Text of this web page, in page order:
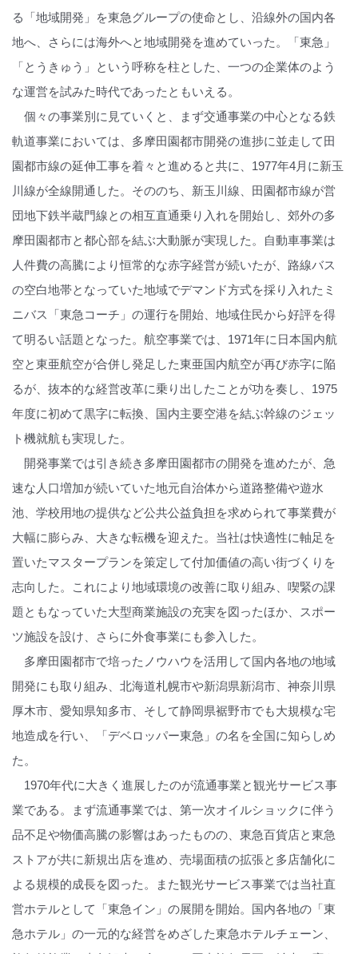
る「地域開発」を東急グループの使命とし、沿線外の国内各
地へ、さらには海外へと地域開発を進めていった。「東急」
「とうきゅう」という呼称を柱とした、一つの企業体のよう
な運営を試みた時代であったともいえる。
個々の事業別に見ていくと、まず交通事業の中心となる鉄
軌道事業においては、多摩田園都市開発の進捗に並走して田
園都市線の延伸工事を着々と進めると共に、1977年4月に新玉
川線が全線開通した。そののち、新玉川線、田園都市線が営
団地下鉄半蔵門線との相互直通乗り入れを開始し、郊外の多
摩田園都市と都心部を結ぶ大動脈が実現した。自動車事業は
人件費の高騰により恒常的な赤字経営が続いたが、路線バス
の空白地帯となっていた地域でデマンド方式を採り入れたミ
ニバス「東急コーチ」の運行を開始、地域住民から好評を得
て明るい話題となった。航空事業では、1971年に日本国内航
空と東亜航空が合併し発足した東亜国内航空が再び赤字に陥
るが、抜本的な経営改革に乗り出したことが功を奏し、1975
年度に初めて黒字に転換、国内主要空港を結ぶ幹線のジェッ
ト機就航も実現した。
開発事業では引き続き多摩田園都市の開発を進めたが、急
速な人口増加が続いていた地元自治体から道路整備や遊水
池、学校用地の提供など公共公益負担を求められて事業費が
大幅に膨らみ、大きな転機を迎えた。当社は快適性に軸足を
置いたマスタープランを策定して付加価値の高い街づくりを
志向した。これにより地域環境の改善に取り組み、喫緊の課
題ともなっていた大型商業施設の充実を図ったほか、スポー
ツ施設を設け、さらに外食事業にも参入した。
多摩田園都市で培ったノウハウを活用して国内各地の地域
開発にも取り組み、北海道札幌市や新潟県新潟市、神奈川県
厚木市、愛知県知多市、そして静岡県裾野市でも大規模な宅
地造成を行い、「デベロッパー東急」の名を全国に知らしめ
た。
1970年代に大きく進展したのが流通事業と観光サービス事
業である。まず流通事業では、第一次オイルショックに伴う
品不足や物価高騰の影響はあったものの、東急百貨店と東急
ストアが共に新規出店を進め、売場面積の拡張と多店舗化に
よる規模的成長を図った。また観光サービス事業では当社直
営ホテルとして「東急イン」の展開を開始。国内各地の「東
急ホテル」の一元的な経営をめざした東急ホテルチェーン、